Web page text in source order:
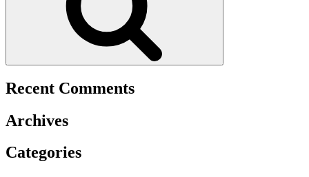
Recent Comments
Archives
Categories